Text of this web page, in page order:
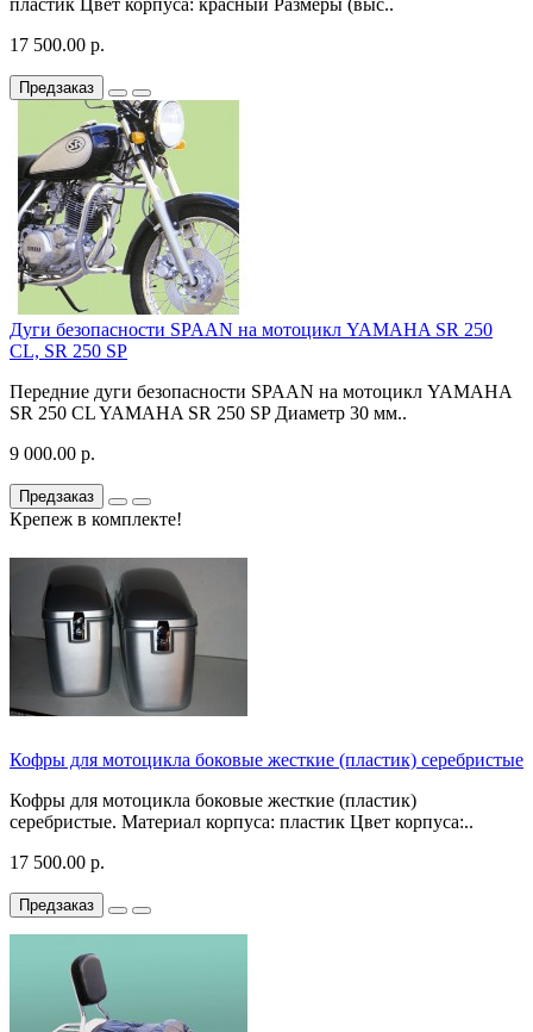
пластик Цвет корпуса: красный Размеры (выс..
17 500.00 р.
Предзаказ
Дуги безопасности SPAAN на мотоцикл YAMAHA SR 250
CL, SR 250 SP
Передние дуги безопасности SPAAN на мотоцикл YAMAHA
SR 250 CL YAMAHA SR 250 SP Диаметр 30 мм..
9 000.00 р.
Предзаказ
Крепеж в комплекте!
Кофры для мотоцикла боковые жесткие (пластик) серебристые
Кофры для мотоцикла боковые жесткие (пластик)
серебристые. Материал корпуса: пластик Цвет корпуса:..
17 500.00 р.
Предзаказ